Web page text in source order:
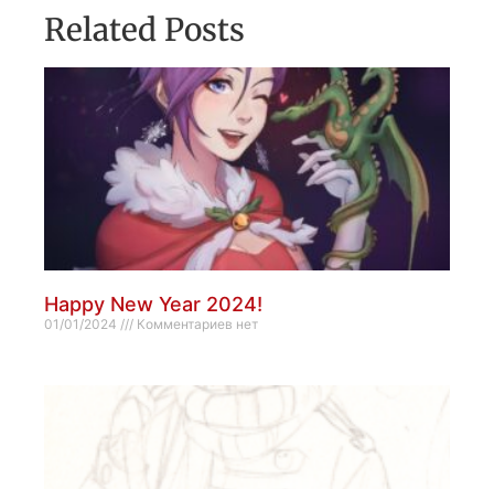
Related Posts
Happy New Year 2024!
01/01/2024 Комментариев нет